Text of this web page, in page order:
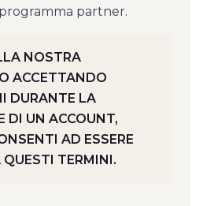
partner.
NOSTRA
ACCETTANDO
DURANTE LA
DI UN ACCOUNT,
AD ESSERE
TERMINI.